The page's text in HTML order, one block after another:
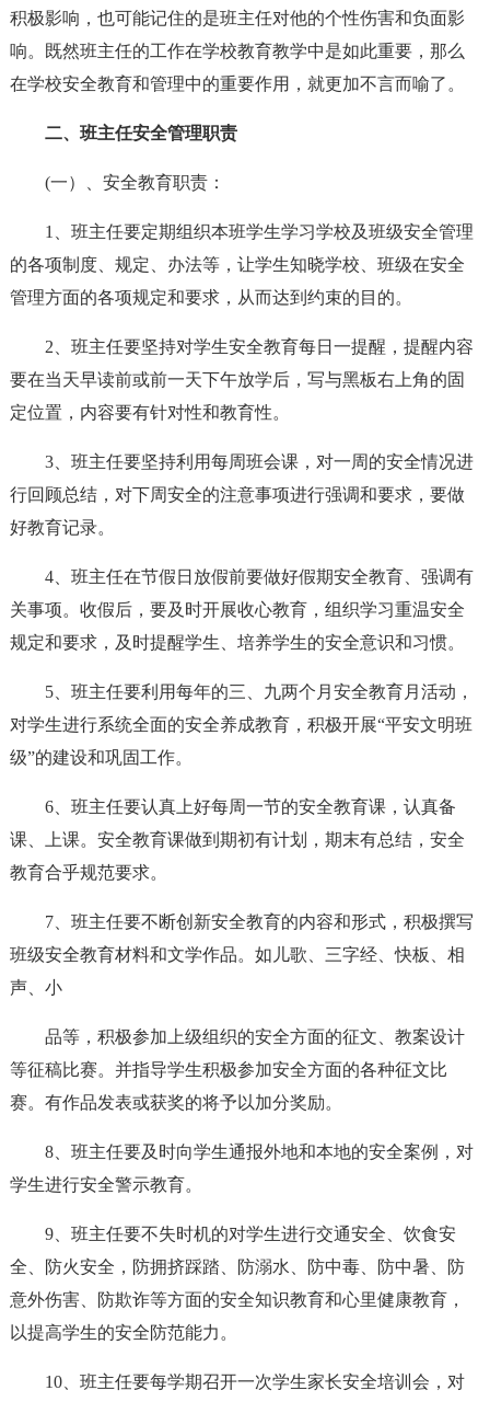
积极影响，也可能记住的是班主任对他的个性伤害和负面影
响。既然班主任的工作在学校教育教学中是如此重要，那么
在学校安全教育和管理中的重要作用，就更加不言而喻了。
二、班主任安全管理职责
(一）、安全教育职责：
1、班主任要定期组织本班学生学习学校及班级安全管理
的各项制度、规定、办法等，让学生知晓学校、班级在安全
管理方面的各项规定和要求，从而达到约束的目的。
2、班主任要坚持对学生安全教育每日一提醒，提醒内容
要在当天早读前或前一天下午放学后，写与黑板右上角的固
定位置，内容要有针对性和教育性。
3、班主任要坚持利用每周班会课，对一周的安全情况进
行回顾总结，对下周安全的注意事项进行强调和要求，要做
好教育记录。
4、班主任在节假日放假前要做好假期安全教育、强调有
关事项。收假后，要及时开展收心教育，组织学习重温安全
规定和要求，及时提醒学生、培养学生的安全意识和习惯。
5、班主任要利用每年的三、九两个月安全教育月活动，
对学生进行系统全面的安全养成教育，积极开展“平安文明班
级”的建设和巩固工作。
6、班主任要认真上好每周一节的安全教育课，认真备
课、上课。安全教育课做到期初有计划，期末有总结，安全
教育合乎规范要求。
7、班主任要不断创新安全教育的内容和形式，积极撰写
班级安全教育材料和文学作品。如儿歌、三字经、快板、相
声、小
品等，积极参加上级组织的安全方面的征文、教案设计
等征稿比赛。并指导学生积极参加安全方面的各种征文比
赛。有作品发表或获奖的将予以加分奖励。
8、班主任要及时向学生通报外地和本地的安全案例，对
学生进行安全警示教育。
9、班主任要不失时机的对学生进行交通安全、饮食安
全、防火安全，防拥挤踩踏、防溺水、防中毒、防中暑、防
意外伤害、防欺诈等方面的安全知识教育和心里健康教育，
以提高学生的安全防范能力。
10、班主任要每学期召开一次学生家长安全培训会，对